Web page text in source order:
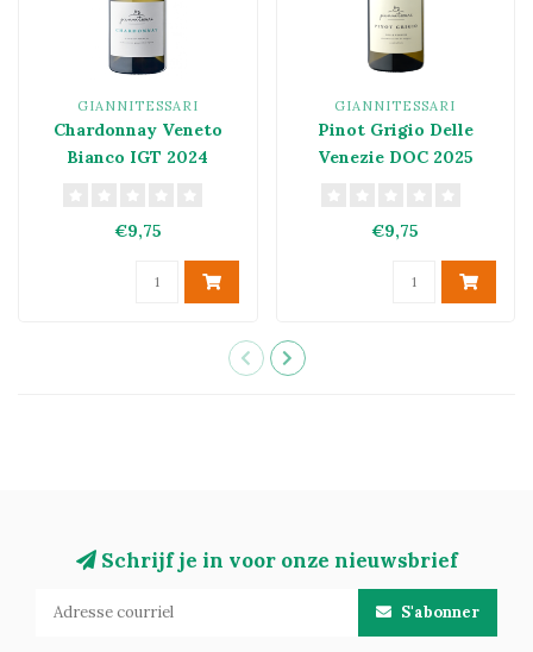
GIANNITESSARI
Chardonnay Veneto
Bianco IGT 2024
€9,75
GIANNITESSARI
Pinot Grigio Delle
Venezie DOC 2025
€9,75
Schrijf je in voor onze nieuwsbrief
S'abonner